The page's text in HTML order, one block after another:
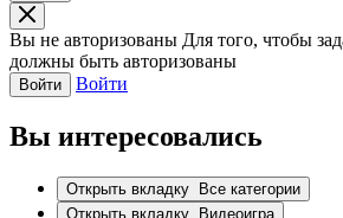
Вы не авторизованы Для того, чтобы
должны быть авторизованы
Войти Войти
Вы интересовались
Открыть вкладку
Все категории
Открыть вкладку
Видеоигра